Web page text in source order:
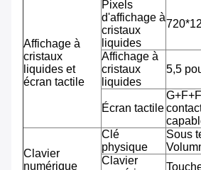
Affichage à
cristaux
liquides et
écran tactile
Pixels
d'affichage à
cristaux
liquides
Affichage à
cristaux
liquides
5,5
Écran tactile
Clavier
numérique
Clé
physique
Sous
Clavier